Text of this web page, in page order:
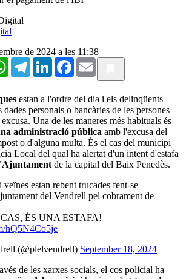
de 2024 a les 11:38
WhatsAppTelegramLinkedInFacebook
Email
estan a l'ordre del dia i els delinqüents
personals o bancàries de les persones
Una de les maneres més habituals és
administració pública amb l'excusa del
o d'alguna multa. És el cas del municipi
Local del qual ha alertat d'un intent d'estafa
de la capital del Baix Penedès.
estan rebent trucades fent-se
del Vendrell pel cobrament de
ÉS UNA ESTAFA!
hQ5N4Co5je
(@plelvendrell) September 18, 2024
de les xarxes socials, el cos policial ha